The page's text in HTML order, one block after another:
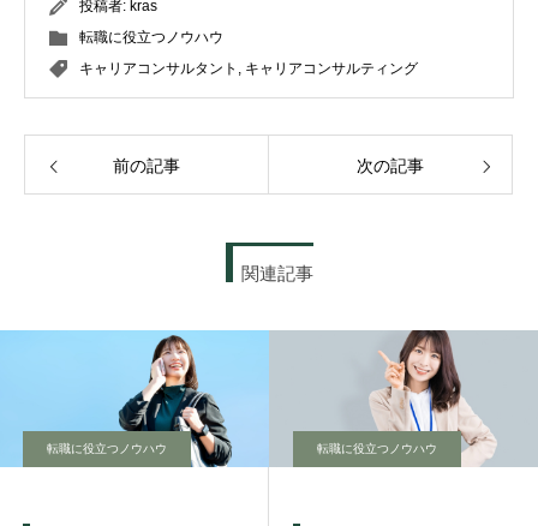
投稿者: kras
転職に役立つノウハウ
キャリアコンサルタント , キャリアコンサルティング
前の記事 次の記事
関連記事
転職に役立つノウハウ 転職に役立つノウハウ